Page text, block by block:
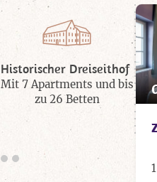
Historischer Dreiseithof
Mit 7 Apartments und bis
zu 26 Betten